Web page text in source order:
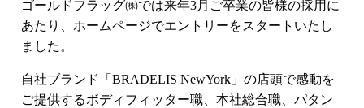
ゴールドフラッグ㈱では来年3月ご卒業の皆様の採用に
あたり、ホームページでエントリーをスタートいたし
ました。
自社ブランド「BRADELIS NewYork」の店頭で感動を
ご提供するボディフィッター職、本社総合職、パタン